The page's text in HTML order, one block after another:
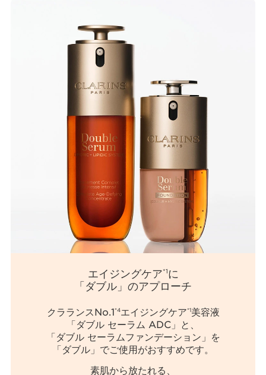
エイジングケア*1に
「ダブル」のアプローチ
クラランスNo.1*4エイジングケア*1美容液
「ダブル セーラム ADC」と、
「ダブル セーラムファンデーション」を
「ダブル」でご使用がおすすめです。
素肌から放たれる、